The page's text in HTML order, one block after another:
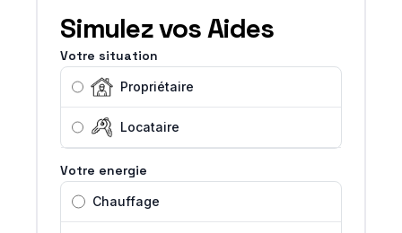
Simulez vos Aides
Votre situation
Propriétaire
Locataire
Votre energie
Chauffage